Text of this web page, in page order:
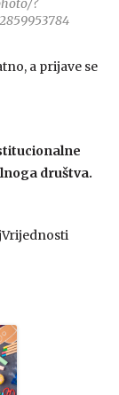
?
a prijave se
društva.